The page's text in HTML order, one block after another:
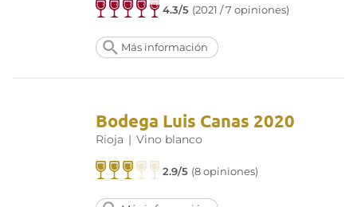
4.3/5 (2021 / 7 opiniones)
Más información
Bodega Luis Canas 2020
Rioja | Vino blanco
2.9/5 (8 opiniones)